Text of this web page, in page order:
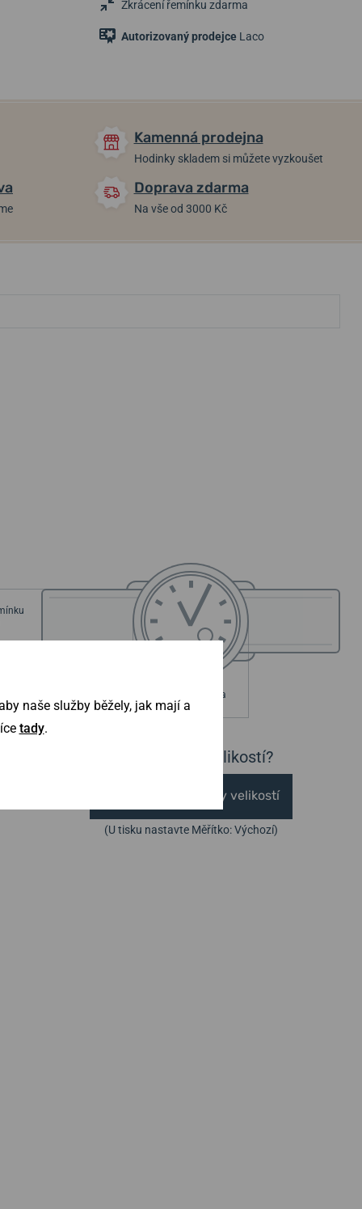
Zkrácení řemínku zdarma
Autorizovaný prodejce Laco
Kamenná prodejna
Hodinky skladem si můžete vyzkoušet
Doprava zdarma
Na vše od 3000 Kč
Průměr pouzdra
42 mm
Nejste si jisti velikostí?
Vytisknout vzory velikostí
(U tisku nastavte Měřítko: Výchozí)
naše služby běžely, jak mají a
tady.